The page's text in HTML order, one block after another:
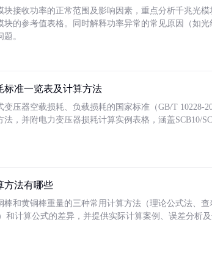
块接收功率的正常范围及影响因素，重点分析千兆光
块的参考值表格。同时解释功率异常的常见原因（如
。
标准一览表及计算方法
变压器空载损耗、负载损耗的国家标准（GB/T 10228-
法，并附电力变压器损耗计算实例表格，涵盖SCB10/
方法有哪些
棒和黄铜棒重量的三种常用计算方法（理论公式法、
和计算公式的差异，并提供实际计算案例、误差分析